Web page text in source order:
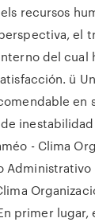
recursos
el
del cual
ü
en
- Clima
Administrativo
primer lugar,